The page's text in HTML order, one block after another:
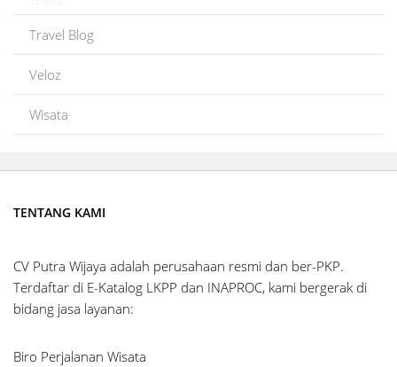
Travel Blog
Veloz
Wisata
TENTANG KAMI
CV Putra Wijaya adalah perusahaan resmi dan ber-PKP.
Terdaftar di E-Katalog LKPP dan INAPROC, kami bergerak di
bidang jasa layanan:
Biro Perjalanan Wisata